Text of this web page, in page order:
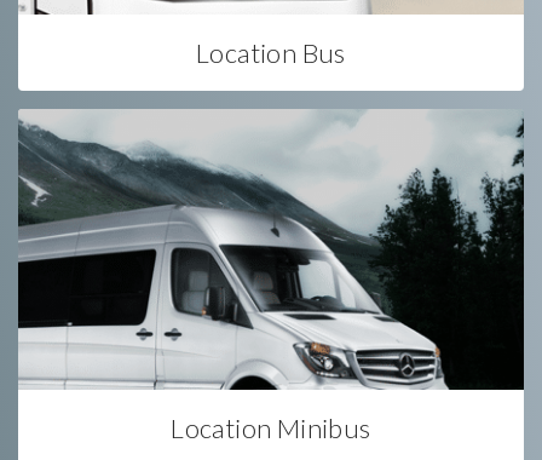
Location Bus
Location Minibus